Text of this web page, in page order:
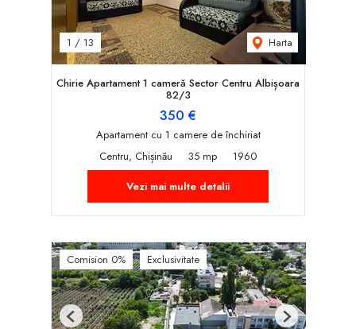
1 / 13 Harta
Chirie Apartament 1 cameră Sector Centru Albișoara
82/3
350 €
Apartament cu 1 camere de închiriat
Centru, Chișinău
35 mp
1960
Vezi mai multe detalii
Comision 0% Exclusivitate
Previous Next